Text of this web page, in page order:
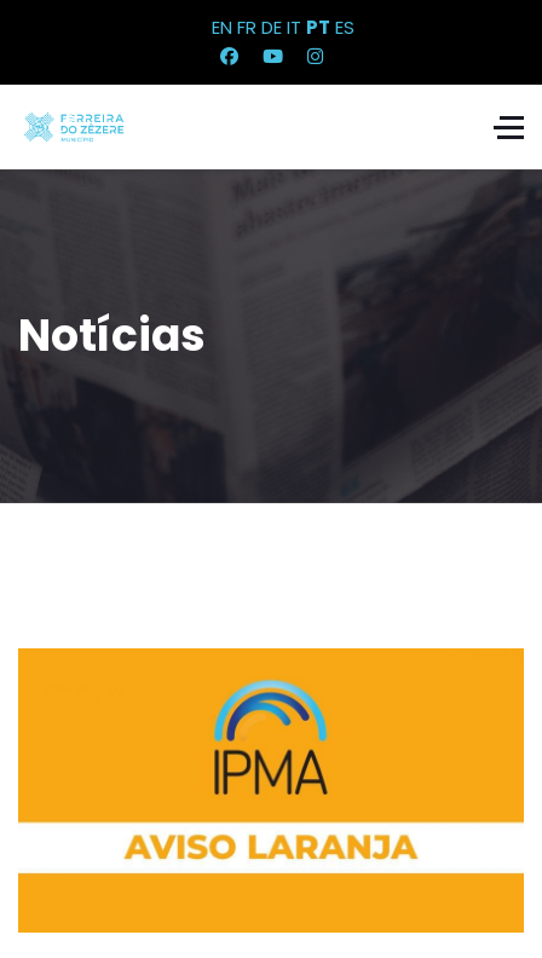
EN FR DEIT PT ES
Notícias